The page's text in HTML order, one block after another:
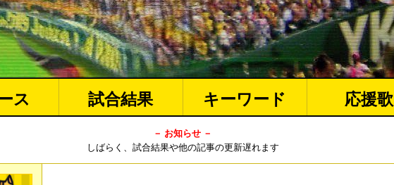
ス 試合結果 キーワード 応援歌
－ お知らせ －
しばらく、試合結果や他の記事の更新遅れます